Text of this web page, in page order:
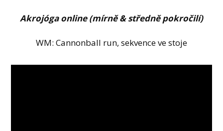
Akrojóga online (mírně & středně pokročilí)
WM: Cannonball run, sekvence ve stoje